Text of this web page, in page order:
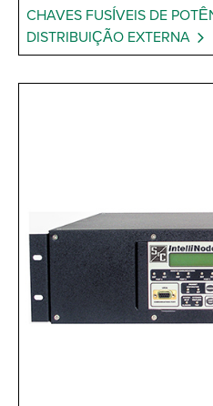
CHAVES FUSÍVEIS DE
DISTRIBUIÇÃO EXTERNA